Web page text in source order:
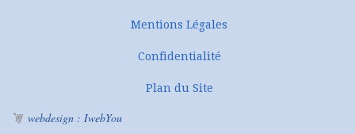
Mentions Légales
Confidentialité
Plan du Site
webdesign : IwebYou